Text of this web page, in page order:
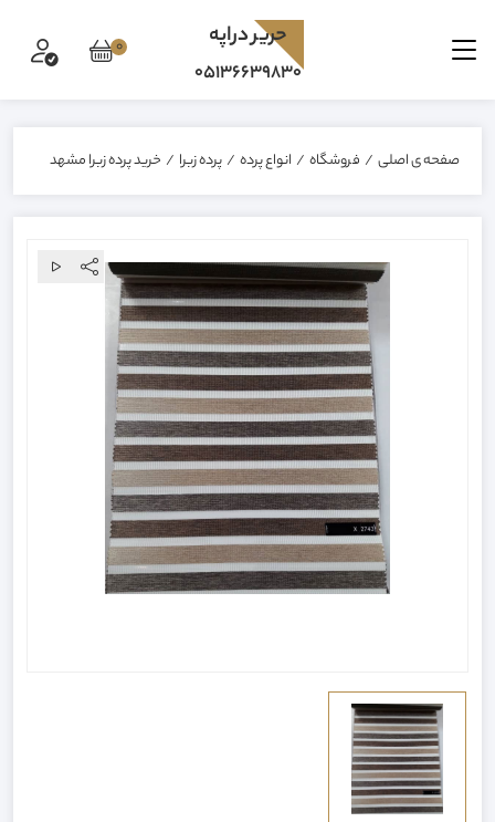
0 حرير دراپه
05136639830
صفحه ی اصلی / فروشگاه / انواع پرده / پرده زبرا / خرید پرده زبرا مشهد